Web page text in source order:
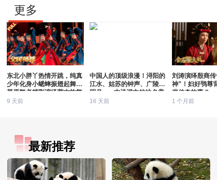
更多
东北小胖丫热情开跳，纯真
少年化身小蟋蟀振翅起舞，
草原舞者精彩演绎蒙古族舞
蹈《幸福草原》
9 天前
中国人的顶级浪漫！浔阳的
江水、姑苏的钟声、广陵的
明月......古诗词中的地名竟
会那么美
16 天前
刘涛演绎殷商
神”！妇好鸮尊
些传奇故事？
1 个月前
最新推荐